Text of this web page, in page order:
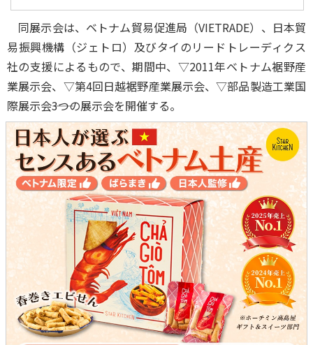
同展示会は、ベトナム貿易促進局（VIETRADE）、日本貿
易振興機構（ジェトロ）及びタイのリードトレーディクス
社の支援によるもので、期間中、▽2011年ベトナム裾野産
業展示会、▽第4回日越裾野産業展示会、▽部品製造工業国
際展示会――3つの展示会を開催する。